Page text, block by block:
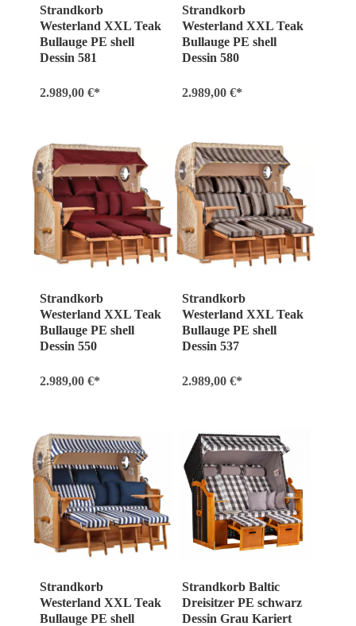
Strandkorb
Westerland XXL Teak
Bullauge PE shell
Dessin 581
2.989,00 €*
Strandkorb
Westerland XXL Teak
Bullauge PE shell
Dessin 580
2.989,00 €*
Strandkorb
Westerland XXL Teak
Bullauge PE shell
Dessin 550
2.989,00 €*
Strandkorb
Westerland XXL Teak
Bullauge PE shell
Dessin 537
2.989,00 €*
Strandkorb
Westerland XXL Teak
Bullauge PE shell
Strandkorb Baltic
Dreisitzer PE schwarz
Dessin Grau Kariert